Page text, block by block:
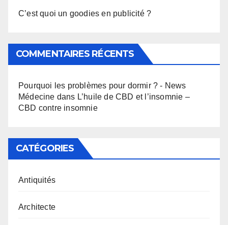
C’est quoi un goodies en publicité ?
COMMENTAIRES RÉCENTS
Pourquoi les problèmes pour dormir ? - News
Médecine dans L’huile de CBD et l’insomnie –
CBD contre insomnie
CATÉGORIES
Antiquités
Architecte